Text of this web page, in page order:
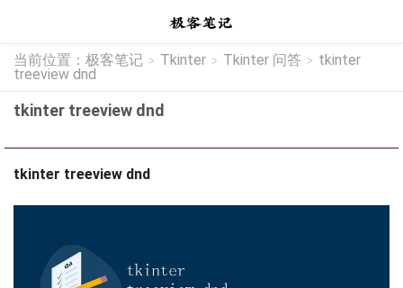
当前位置： 极客笔记 > Tkinter > Tkinter 问答 > tkinter
treeview dnd
tkinter treeview dnd
tkinter treeview dnd